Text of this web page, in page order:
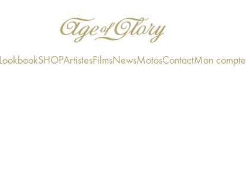
LookbookSHOPArtistesFilmsNewsMotosContactMon compte